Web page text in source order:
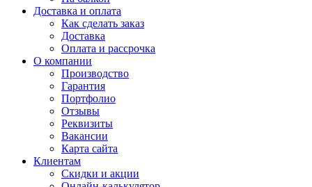
Доставка и оплата
Как сделать заказ
Доставка
Оплата и рассрочка
О компании
Производство
Гарантия
Портфолио
Отзывы
Реквизиты
Вакансии
Карта сайта
Клиентам
Скидки и акции